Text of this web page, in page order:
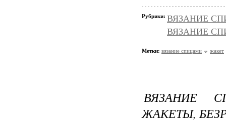
Рубрики: ВЯЗАНИЕ
ВЯЗАНИЕ
Метки: вязание спицами жакет
ВЯЗАНИЕ
ЖАКЕТЫ,